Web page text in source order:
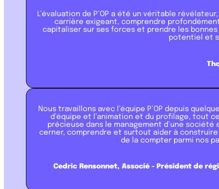
L’évaluation de P’OP a été un véritable
carrière exigeant, comprendre
capitaliser sur ses forces et prendre les
potentiel et
Nous travaillons avec l’équipe P’OP depuis
d’équipe et l’animation et du profilage, tout
précieuse dans le management d’une
cerner, comprendre et surtout aider à construire
de la compter parmi nos
Cedric Rensonnet, Associé - Président de